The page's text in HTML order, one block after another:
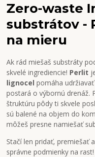
Zero-waste
substrátov -
na mieru
Ak rád miešaš substráty
skvelé ingrediencie! Perlit
lignocel pomáha
postará o výbornú drenáž.
štruktúru pôdy ti skvele
sú balené na objem do
môžeš presne namiešať
Stačí len pridať, premiešať
správne podmienky na rast!